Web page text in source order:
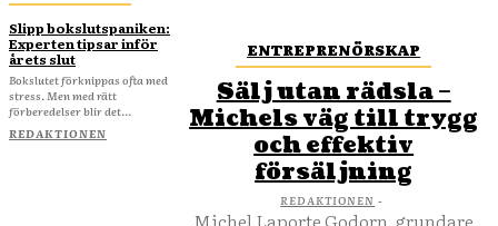
Slipp bokslutspaniken:
Experten tipsar inför
årets slut
Bokslutet förknippas ofta med
stress. Men med rätt
förberedelser blir det...
REDAKTIONEN
ENTREPRENÖRSKAP
Sälj utan rädsla –
Michels väg till trygg
och effektiv
försäljning
REDAKTIONEN -